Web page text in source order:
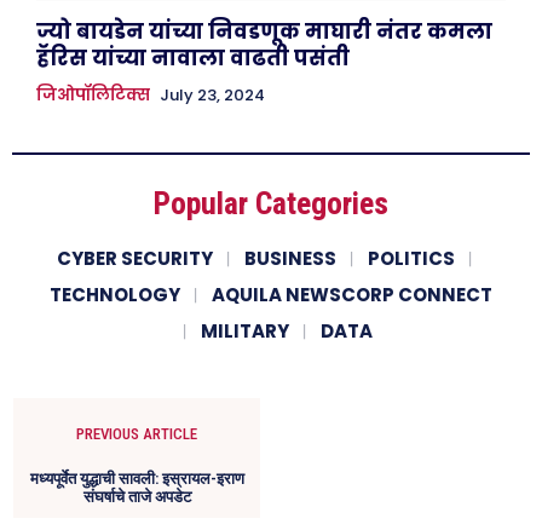
ज्यो बायडेन यांच्या निवडणूक माघारी नंतर कमला
हॅरिस यांच्या नावाला वाढती पसंती
जिओपॉलिटिक्स July 23, 2024
Popular Categories
CYBER SECURITY BUSINESS
POLITICS
TECHNOLOGY
AQUILA NEWSCORP CONNECT
MILITARY
DATA
PREVIOUS ARTICLE
मध्यपूर्वेत युद्धाची सावली: इस्रायल-इराण
संघर्षाचे ताजे अपडेट